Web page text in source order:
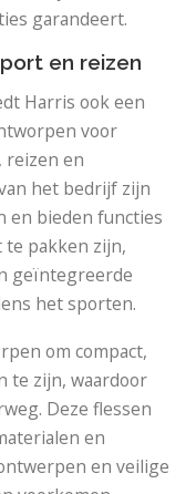
garandeert.
en reizen
Harris ook een
voor
reizen en
het bedrijf zijn
en bieden functies
te pakken zijn,
geïntegreerde
het sporten.
om compact,
te zijn, waardoor
Deze flessen
en
en veilige